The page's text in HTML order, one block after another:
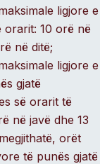
ligjore e
orarit: 10 orë në
në ditë;
ligjore e
gjatë
së orarit të
në javë dhe 13
orët
të punës gjatë